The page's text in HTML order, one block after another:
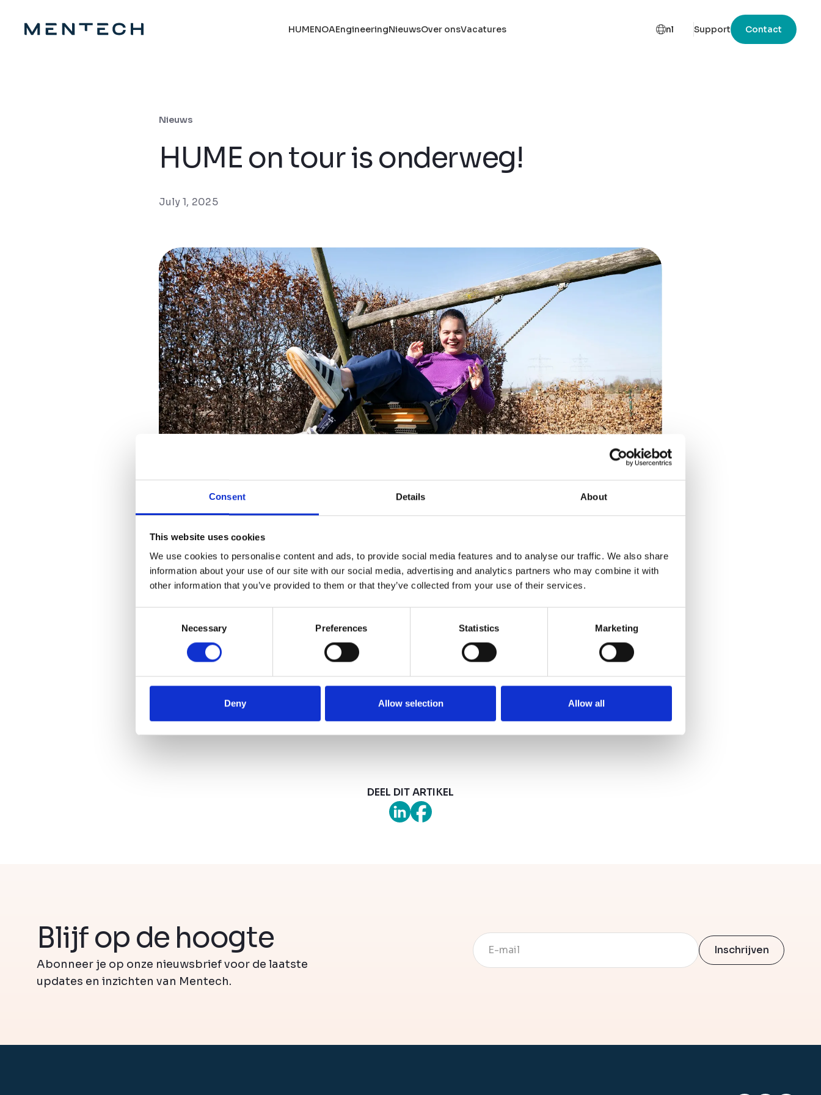
Consent Details About
This website uses cookies
We use cookies to personalise content and ads, to provide social media features and to analyse our traffic. We also share
information about your use of our site with our social media, advertising and analytics partners who may combine it with
other information that you’ve provided to them or that they’ve collected from your use of their services.
Necessary Preferences Statistics Marketing
Deny Allow selection Allow all
HUMENOAEngineeringNieuwsOver onsVacatures nl Support Contact
Nieuws
HUME on tour is onderweg!
July 1, 2025
gedrag beter kunt duiden. We komen langs meteen programma op maat en laten je
ontdekken wat HUME kan betekenen voor jouwteam, bewoners en organisatie.
👉We denken graag mee over een invulling die past bij jouw vragen en dagelijks werk.
graag van je!
DEEL DIT ARTIKEL
Blijf op de hoogte
Abonneer je op onze nieuwsbrief voor de laatste
updates en inzichten van Mentech.